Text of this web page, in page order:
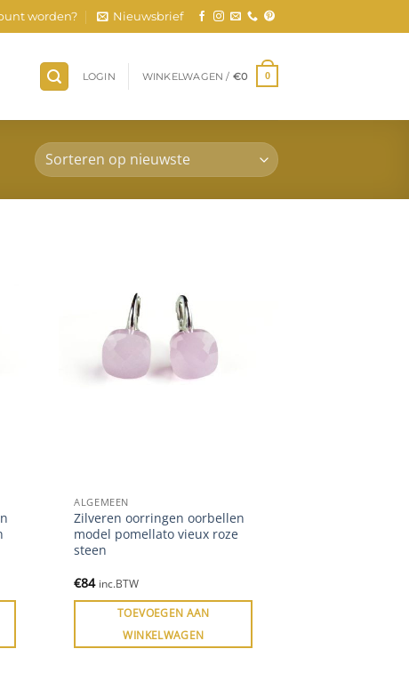
worden? Nieuwsbrief
LOGIN WINKELWAGEN / €0 0
ALGEMEEN
Zilveren oorringen oorbellen
model pomellato vieux roze
steen
€84 inc.BTW
TOEVOEGEN AAN
WINKELWAGEN